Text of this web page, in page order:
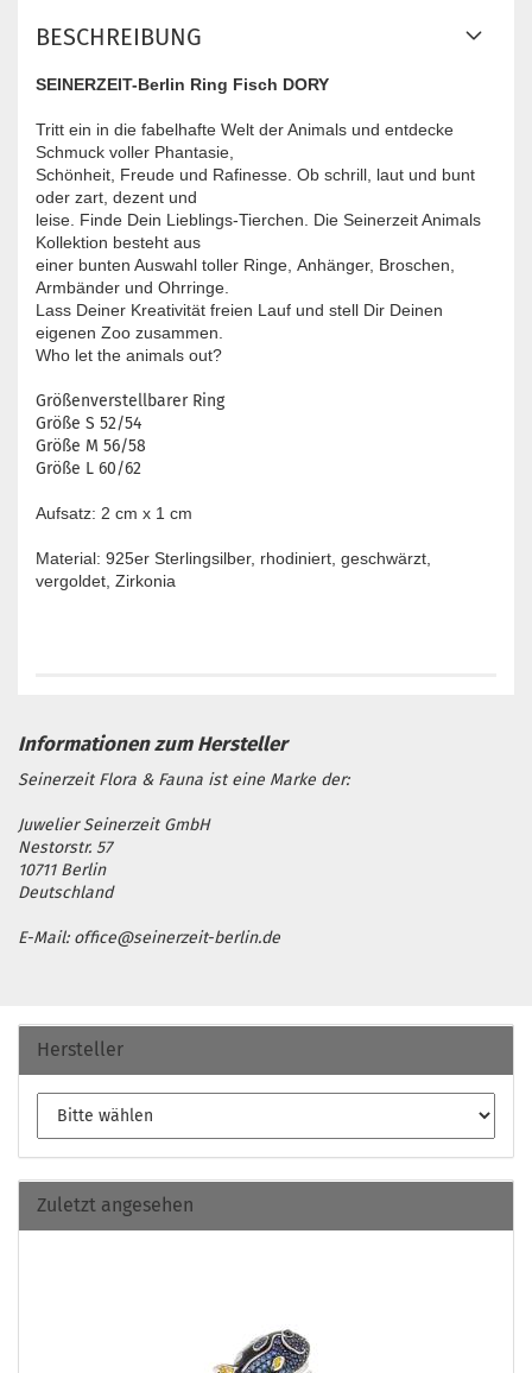
BESCHREIBUNG
SEINERZEIT-Berlin Ring Fisch DORY
Tritt ein in die fabelhafte Welt der Animals und entdecke
Schmuck voller Phantasie,
Schönheit, Freude und Rafinesse. Ob schrill, laut und bunt
oder zart, dezent und
leise. Finde Dein Lieblings-Tierchen. Die Seinerzeit Animals
Kollektion besteht aus
einer bunten Auswahl toller Ringe, Anhänger, Broschen,
Armbänder und Ohrringe.
Lass Deiner Kreativität freien Lauf und stell Dir Deinen
eigenen Zoo zusammen.
Who let the animals out?
Größenverstellbarer Ring
Größe S 52/54
Größe M 56/58
Größe L 60/62
Aufsatz: 2 cm x 1 cm
Material: 925er Sterlingsilber, rhodiniert, geschwärzt,
vergoldet, Zirkonia
Seinerzeit Flora & Fauna ist eine Marke der:
Juwelier Seinerzeit GmbH
Nestorstr. 57
10711 Berlin
Deutschland
E-Mail: office@seinerzeit-berlin.de
Hersteller
Zuletzt angesehen